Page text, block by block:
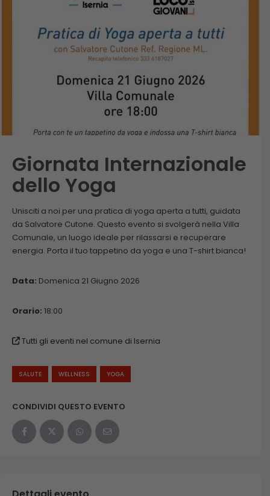
Giornata Internazionale
dello Yoga
Unisciti a noi per una pratica di yoga aperta a tutti, guidata
da Salvatore Cutone. Questo evento si svolgerà nella Villa
Comunale, un luogo ideale per rilassarsi e recuperare
energia. Porta il tuo tappetino da yoga e una T-shirt bianca!
Data: Domenica 21 Giugno 2026
Orario: 18:00
Tutti gli eventi nel comune di Isernia
SALUTE WELLNESS YOGA
CONDIVIDI QUESTO EVENTO